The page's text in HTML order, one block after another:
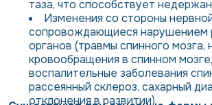
таза, что способствует
Изменения со стороны
сопровождающиеся нарушением
органов (травмы спинного мозга,
кровообращения в спинном мозге,
воспалительные заболевания
рассеянный склероз, сахарный
отклонения в развитии).